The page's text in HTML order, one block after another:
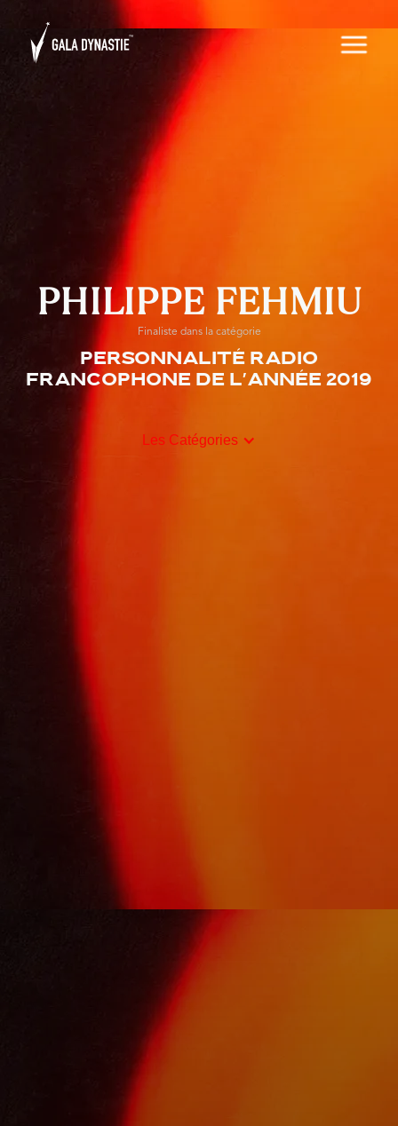
PHILIPPE FEHMIU
Finaliste dans la catégorie
Personnalité radio
francophone de l'année 2019
Les Catégories